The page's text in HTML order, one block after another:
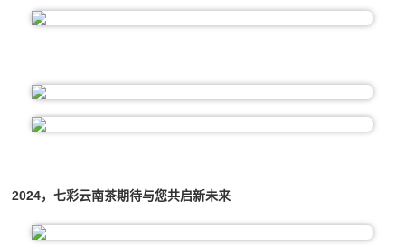
2024，七彩云南茶期待与您共启新未来